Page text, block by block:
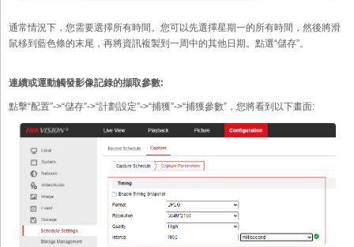
通常情況下，您需要選擇所有時間。您可以先選擇星期一的所有時間，然後將滑
鼠移到藍色條的末尾，再將資訊複製到一周中的其他日期。點選“儲存”。
連續或運動觸發影像記錄的擷取參數:
點擊“配置”->“儲存”->“計劃設定”->“捕獲”->“捕獲參數”，您將看到以下畫面: